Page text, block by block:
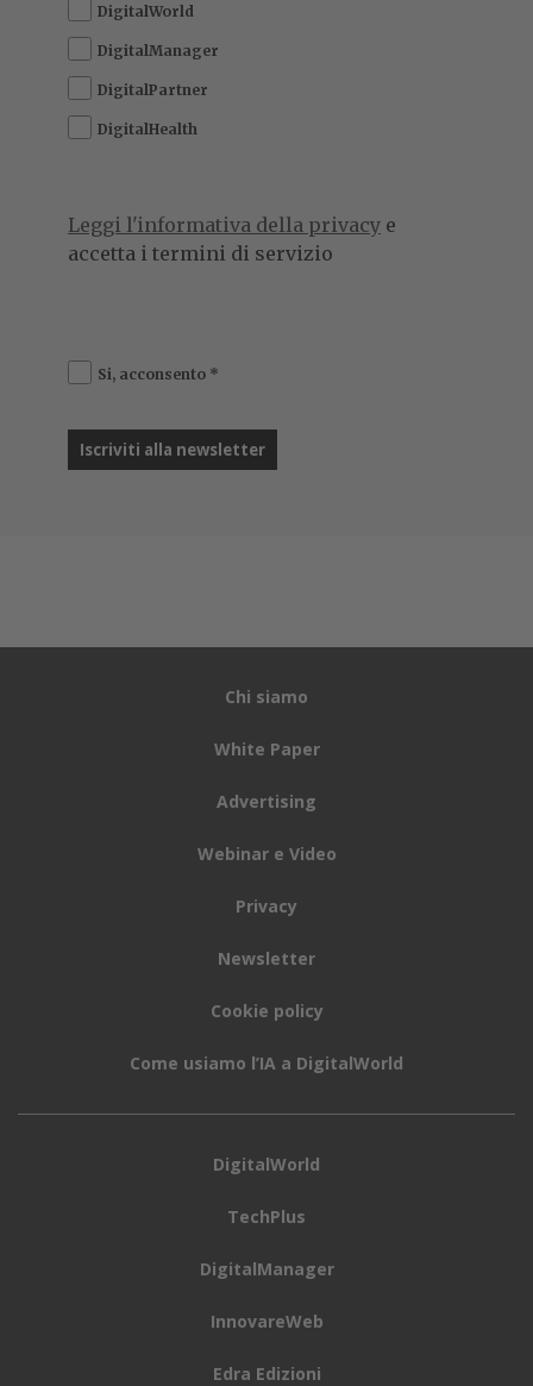
DigitalWorld
DigitalManager
DigitalPartner
DigitalHealth
Leggi l'informativa della privacy e
accetta i termini di servizio
Si, acconsento *
Chi siamo
White Paper
Advertising
Webinar e Video
Privacy
Newsletter
Cookie policy
Come usiamo l’IA a DigitalWorld
DigitalWorld
TechPlus
DigitalManager
InnovareWeb
Edra Edizioni